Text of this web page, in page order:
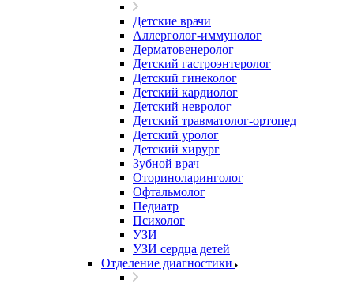
Детские врачи
Аллерголог-иммунолог
Дерматовенеролог
Детский гастроэнтеролог
Детский гинеколог
Детский кардиолог
Детский невролог
Детский травматолог-ортопед
Детский уролог
Детский хирург
Зубной врач
Оториноларинголог
Офтальмолог
Педиатр
Психолог
УЗИ
УЗИ сердца детей
Отделение диагностики